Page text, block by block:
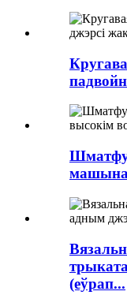
машына
(еўрап...